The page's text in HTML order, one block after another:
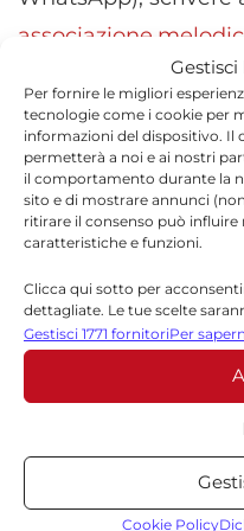
Per fornire le migliori
tecnologie come i cookie per
informazioni del dispositivo. Il
permetterà a noi e ai nostri
il comportamento durante la
sito e di mostrare annunci
ritirare il consenso può
caratteristiche e funzioni.
Clicca qui sotto per
dettagliate. Le tue scelte
sito. È possibile modificare le
compreso il ritiro del
Policy o cliccando sul
inferiore dello schermo.
Statistiche
Archiviare informazioni su
prestazioni degli annunci,
Gestisci 1771 fornitoriPer
Cookie Policy
consultare il sito
TORNA
coordina la linea
supervisiona la